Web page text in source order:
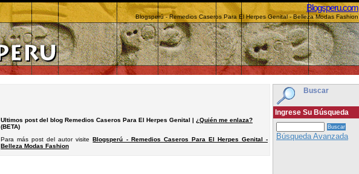
Blogsperu.com
Blogsperú - Remedios Caseros Para El Herpes Genital - Belleza Modas Fashion
Buscar
Ingrese Su Búsqueda
Búsqueda Avanzada
Ultimos post del blog Remedios Caseros Para El Herpes Genital | ¿Quién me enlaza?
(BETA)
Para más post del autor visiteBlogsperú - Remedios Caseros Para El Herpes Genital -
Belleza Modas Fashion